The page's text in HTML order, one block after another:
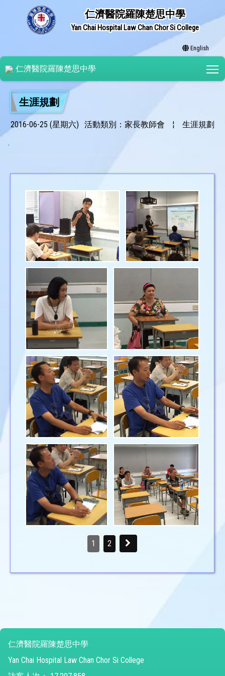
仁濟醫院羅陳楚思中學
Yan Chai Hospital Law Chan Chor Si College
English
仁濟醫院羅陳楚思中學
生涯規劃
2016-06-25 (星期六) 活動類別：家長教師會 ¦
生涯規劃
.
1 2
仁濟醫院羅陳楚思中學
Yan Chai Hospital Law Chan Chor Si College